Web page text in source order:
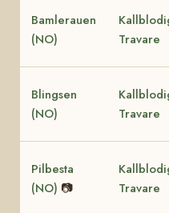
Bamlerauen
(NO)
Travare
Blingsen
(NO)
Travare
Pilbesta
(NO) 📷
Travare